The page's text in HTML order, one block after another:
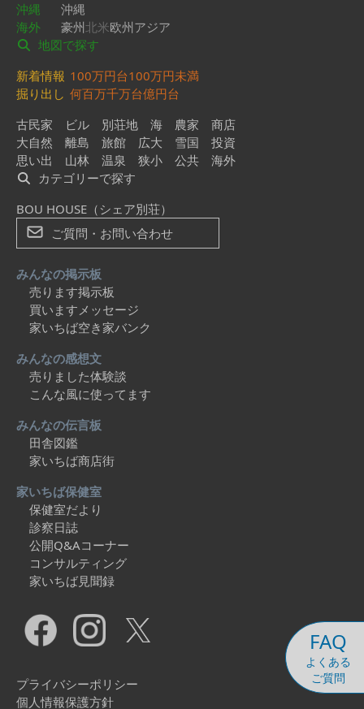
FAQ
よくある
ご質問
沖縄
沖縄
海外
豪州北米欧州アジア
地図で探す
新着情報 100万円台100万円未満
掘り出し 何百万千万台億円台
古民家
ビル 別荘地 海 農家
商店
大自然
離島 旅館 広大 雪国
投資
思い出
山林 温泉 狭小 公共
海外
カテゴリーで探す
BOU HOUSE（シェア別荘）
ご質問・お問い合わせ
みんなの掲示板
売ります掲示板
買いますメッセージ
家いちば空き家バンク
みんなの感想文
売りました体験談
こんな風に使ってます
みんなの伝言板
田舎図鑑
家いちば商店街
家いちば保健室
保健室だより
診察日誌
公開Q&Aコーナー
コンサルティング
家いちば見聞録
プライバシーポリシー
個人情報保護方針